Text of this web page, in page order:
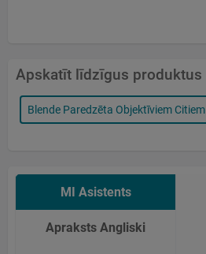
Apskatīt līdzīgus produktus
Blende Paredzēta Objektīviem Citiem
MI Asistents
Apraksts Angliski